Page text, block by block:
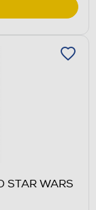
STAR WARS